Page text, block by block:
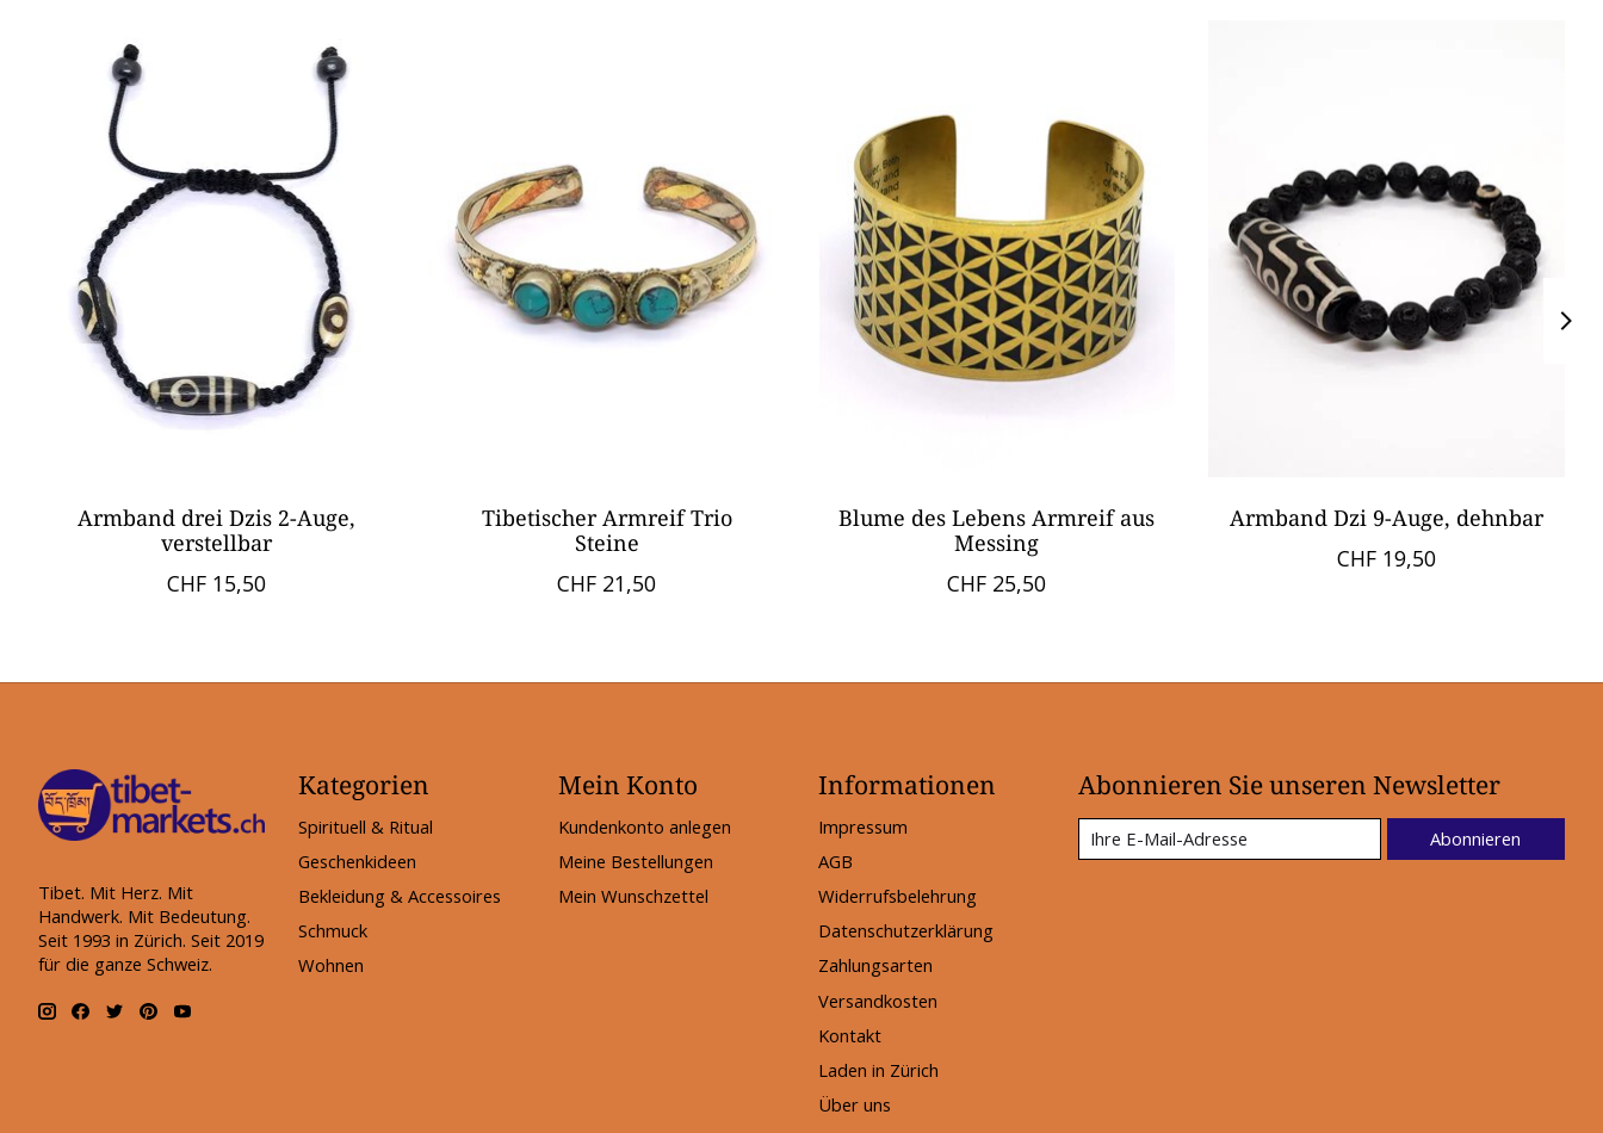
Armband drei Dzis 2-Auge,
verstellbar
CHF 15,50
Tibetischer Armreif Trio
Steine
CHF 21,50
Blume des Lebens Armreif aus
Messing
CHF 25,50
Armband Dzi 9-Auge, dehnbar
CHF 19,50
Tibet. Mit Herz. Mit
Handwerk. Mit Bedeutung.
Seit 1993 in Zürich. Seit 2019
für die ganze Schweiz.
Kategorien
Spirituell & Ritual
Geschenkideen
Bekleidung & Accessoires
Schmuck
Wohnen
Mein Konto
Kundenkonto anlegen
Meine Bestellungen
Mein Wunschzettel
Informationen
Impressum
AGB
Widerrufsbelehrung
Datenschutzerklärung
Zahlungsarten
Versandkosten
Kontakt
Laden in Zürich
Über uns
Abonnieren Sie unseren Newsletter
Abonnieren